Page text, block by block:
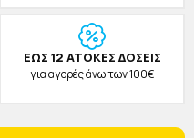
ΕΩΣ 12 ΑΤΟΚΕΣ ΔΟΣΕΙΣ
για αγορές άνω των 100€